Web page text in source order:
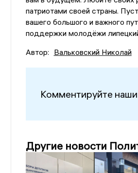
патриотами своей страны.
вашего большого и важного
поддержки молодёжи
Автор: Вальковский Николай
Комментируйте
Другие новости